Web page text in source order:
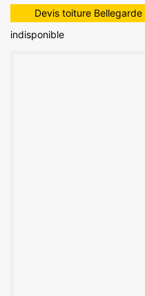
Devis toiture Bellegarde
indisponible